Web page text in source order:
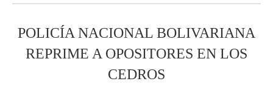
POLICÍA NACIONAL BOLIVARIANA
REPRIME A OPOSITORES EN LOS
CEDROS